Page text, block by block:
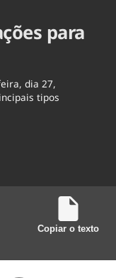
para
dia 27,
tipos
Copiar o texto